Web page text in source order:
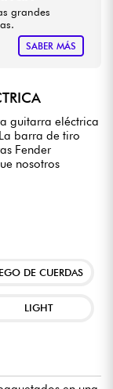
grandes
SABER MÁS
guitarra eléctrica
barra de tiro
Fender
nosotros
DE CUERDAS
LIGHT